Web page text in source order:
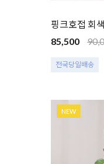
핑크호접 회
85,500
전국당일배송
NEW